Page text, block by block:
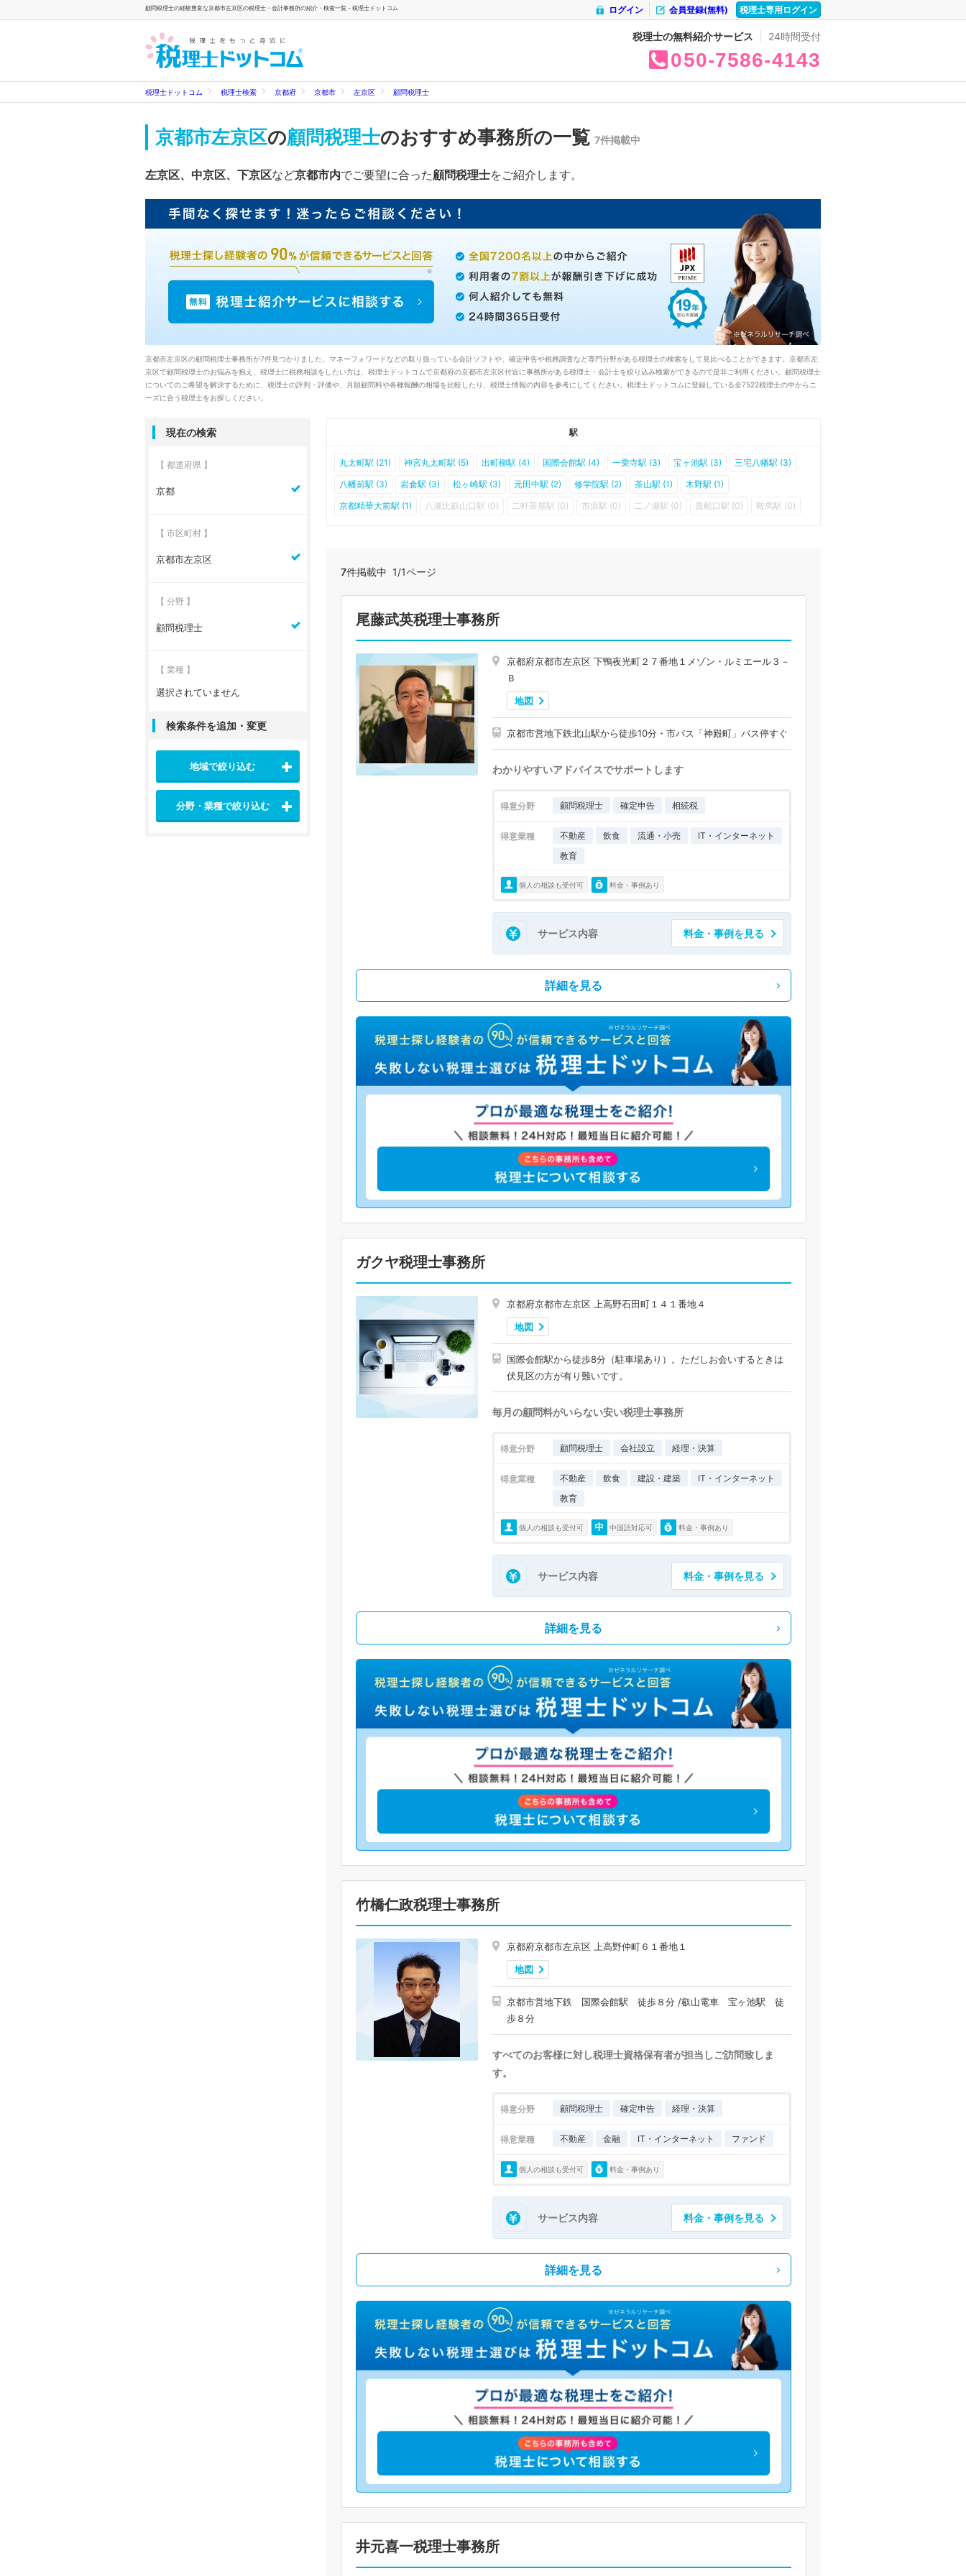
顧問税理士の経験豊富な京都市左京区の税理士・会計事務所の紹介・検索一覧 - 税理士ドットコム 税理士専用ログイン
会員登録(無料)
ログイン
税理士の無料紹介サービス 24時間受付
050 7586 4143
税理士ドットコム 税理士検索 京都府 京都市 左京区 顧問税理士
京都市左京区の顧問税理士のおすすめ事務所の一覧 7件掲載中
左京区、中京区、下京区など京都市内でご要望に合った顧問税理士をご紹介します。
京都市左京区の顧問税理士事務所が7件見つかりました。マネーフォワードなどの取り扱っている会計ソフトや、確定申告や税務調査など専門分野がある税理士の検索をして見比べることができます。京都市左
京区で顧問税理士のお悩みを抱え、税理士に税務相談をしたい方は、税理士ドットコムで京都府の京都市左京区付近に事務所がある税理士・会計士を絞り込み検索ができるので是非ご利用ください。顧問税理士
についてのご希望を解決するために、税理士の評判・評価や、月額顧問料や各種報酬の相場を比較したり、税理士情報の内容を参考にしてください。税理士ドットコムに登録している全7522税理士の中からニ
ーズに合う税理士をお探しください。
駅
丸太町駅 (21) 神宮丸太町駅 (5) 出町柳駅 (4) 国際会館駅 (4) 一乗寺駅 (3) 宝ヶ池駅 (3)
三宅八幡駅 (3)
八幡前駅 (3)
岩倉駅 (3) 松ヶ崎駅 (3) 元田中駅 (2) 修学院駅 (2) 茶山駅 (1)
木野駅 (1)
京都精華大前駅 (1)
八瀬比叡山口駅 (0) 二軒茶屋駅 (0) 市原駅 (0) 二ノ瀬駅 (0) 貴船口駅 (0) 鞍馬駅 (0)
7件掲載中 1/1ページ
尾藤武英税理士事務所
京都府京都市左京区 下鴨夜光町２７番地１メゾン・ルミエール３－
Ｂ
地図
京都市営地下鉄北山駅から徒歩10分・市バス「神殿町」バス停すぐ
わかりやすいアドバイスでサポートします
得意分野 顧問税理士 確定申告 相続税
得意業種 不動産 飲食 流通・小売
IT・インターネット
教育
個人の相談も受付可 料金・事例あり
サービス内容 料金・事例を見る
詳細を見る
ガクヤ税理士事務所
京都府京都市左京区 上高野石田町１４１番地４
地図
国際会館駅から徒歩8分（駐車場あり）。ただしお会いするときは
伏見区の方が有り難いです。
毎月の顧問料がいらない安い税理士事務所
得意分野 顧問税理士 会社設立 経理・決算
得意業種 不動産 飲食 建設・建築
IT・インターネット
教育
個人の相談も受付可 中国語対応可 料金・事例あり
サービス内容 料金・事例を見る
詳細を見る
竹橋仁政税理士事務所
京都府京都市左京区 上高野仲町６１番地１
地図
京都市営地下鉄 国際会館駅 徒歩８分 /叡山電車 宝ヶ池駅 徒
歩８分
すべてのお客様に対し税理士資格保有者が担当しご訪問致しま
す。
得意分野 顧問税理士 確定申告 経理・決算
得意業種 不動産 金融 IT・インターネット ファンド
個人の相談も受付可 料金・事例あり
サービス内容 料金・事例を見る
詳細を見る
井元喜一税理士事務所
現在の検索
【 都道府県 】
京都
【 市区町村 】
京都市左京区
【 分野 】
顧問税理士
【 業種 】
選択されていません
検索条件を追加・変更
地域で絞り込む
分野・業種で絞り込む